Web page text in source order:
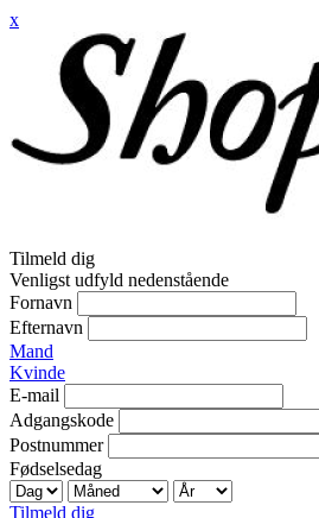
x
Tilmeld dig
Venligst udfyld nedenstående
Fornavn
Efternavn
Mand
Kvinde
E-mail
Adgangskode
Postnummer
Fødselsedag
Tilmeld dig